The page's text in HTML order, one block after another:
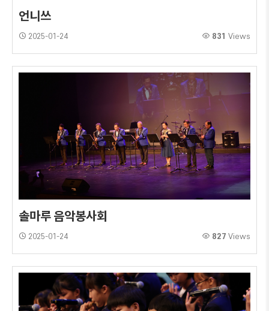
언니쓰
2025-01-24 831 Views
솔마루 음악봉사회
2025-01-24 827 Views